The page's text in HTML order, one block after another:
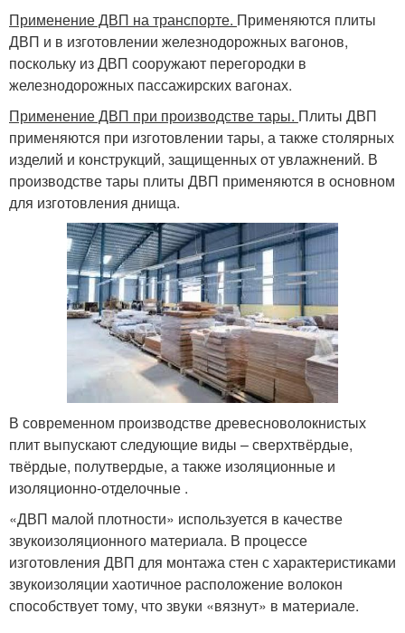
Применение ДВП на транспорте. Применяются плиты
ДВП и в изготовлении железнодорожных вагонов,
поскольку из ДВП сооружают перегородки в
железнодорожных пассажирских вагонах.
Применение ДВП при производстве тары. Плиты ДВП
применяются при изготовлении тары, а также столярных
изделий и конструкций, защищенных от увлажнений. В
производстве тары плиты ДВП применяются в основном
для изготовления днища.
В современном производстве древесноволокнистых
плит выпускают следующие виды – сверхтвёрдые,
твёрдые, полутвердые, а также изоляционные и
изоляционно-отделочные .
«ДВП малой плотности» используется в качестве
звукоизоляционного материала. В процессе
изготовления ДВП для монтажа стен с характеристиками
звукоизоляции хаотичное расположение волокон
способствует тому, что звуки «вязнут» в материале.